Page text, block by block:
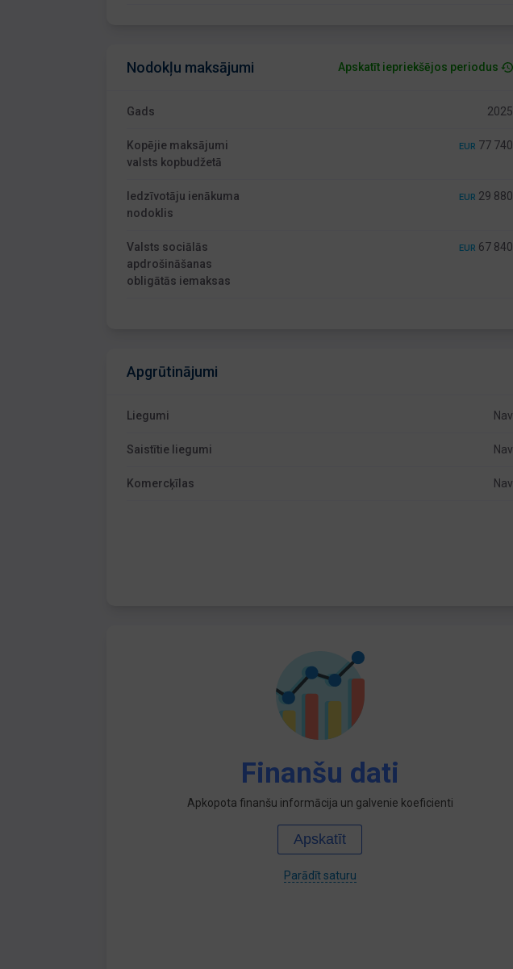
Nodokļu maksājumi Apskatīt iepriekšējos periodus
Gads 2025
Kopējie maksājumi
valsts kopbudžetā
EUR 77 740
Iedzīvotāju ienākuma
nodoklis
EUR 29 880
Valsts sociālās
apdrošināšanas
obligātās iemaksas
EUR 67 840
Apgrūtinājumi
Liegumi Nav
Saistītie liegumi Nav
Komercķīlas Nav
Finanšu dati
Apkopota finanšu informācija un galvenie koeficienti
Apskatīt
Parādīt saturu